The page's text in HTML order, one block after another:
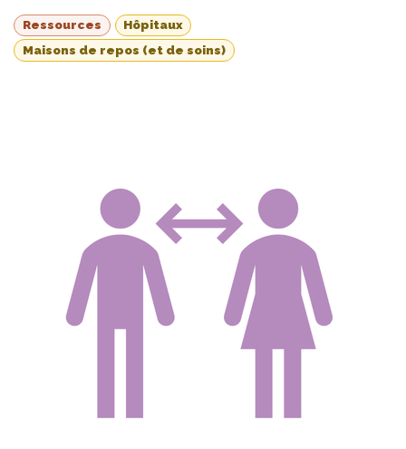
Ressources
Hôpitaux
Maisons de repos (et de soins)